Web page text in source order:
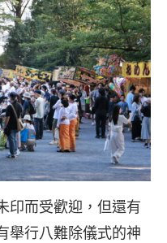
印而受歡迎，但還有
舉行八難除儀式的神